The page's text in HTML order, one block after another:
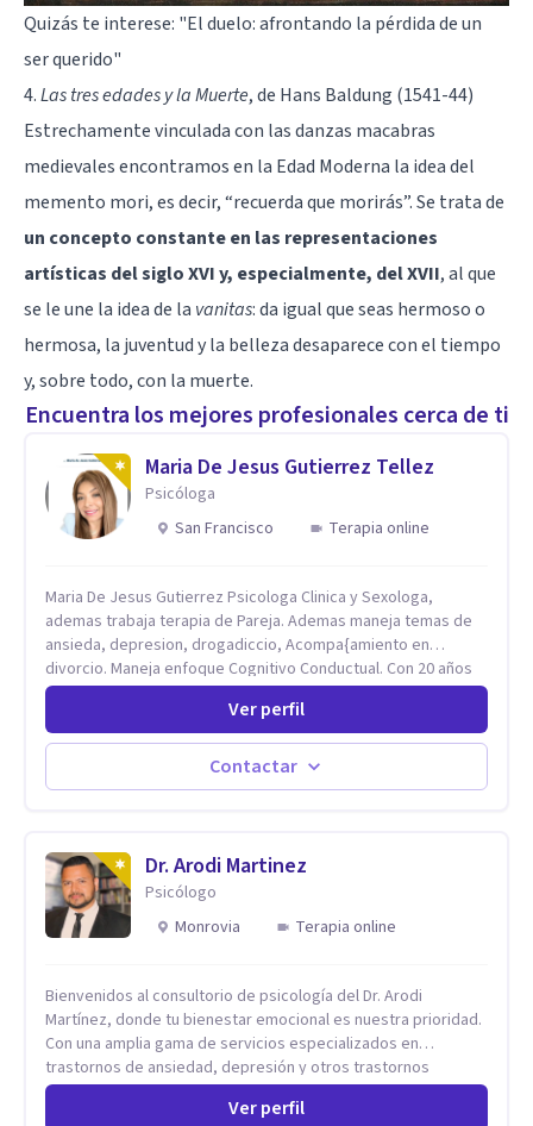
Quizás te interese: "El duelo: afrontando la pérdida de un
ser querido"
4.Las tres edades y la Muerte, de Hans Baldung (1541-44)
Estrechamente vinculada con las danzas macabras
medievales encontramos en la Edad Moderna la idea del
memento mori, es decir, “recuerda que morirás”. Se trata de
un concepto constante en las representaciones
artísticas del siglo XVI y, especialmente, del XVII, al que
se le une la idea de la vanitas: da igual que seas hermoso o
hermosa, la juventud y la belleza desaparece con el tiempo
y, sobre todo, con la muerte.
Encuentra los mejores profesionales cerca de ti
Maria De Jesus Gutierrez Tellez
Psicóloga
San Francisco
Terapia online
Maria De Jesus Gutierrez Psicologa Clinica y Sexologa,
ademas trabaja terapia de Pareja. Ademas maneja temas de
ansieda, depresion, drogadiccio, Acompa{amiento en
divorcio. Maneja enfoque Cognitivo Conductual. Con 20 años
de experiencia, constantemente capacitandose en las
diferntes areas de la Salud Mental.
Ver perfil
Contactar
Dr. Arodi Martinez
Psicólogo
Monrovia
Terapia online
Bienvenidos al consultorio de psicología del Dr. Arodi
Martínez, donde tu bienestar emocional es nuestra prioridad.
Con una amplia gama de servicios especializados en
trastornos de ansiedad, depresión y otros trastornos
emocionales, estamos dedicados a ofrecerte el mejor
tratamiento para mejorar tu salud mental. En nuestro
Ver perfil